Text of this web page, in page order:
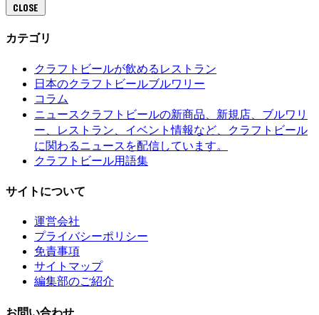
CLOSE
カテゴリ
クラフトビールが飲めるレストラン
日本のクラフトビールブルワリー
コラム
ニュース クラフトビールの新商品、新規店、ブルワリ
ー、レストラン、イベント情報など、クラフトビール
に関わるニュースを配信しています。
クラフトビール用語集
サイトについて
運営会社
プライバシーポリシー
免責事項
サイトマップ
編集部のご紹介
お問い合わせ